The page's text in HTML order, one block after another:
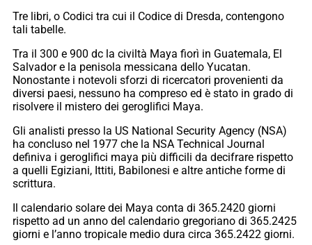
Tre libri, o Codici tra cui il Codice di Dresda, contengono
tali tabelle.
Tra il 300 e 900 dc la civiltà Maya fiorì in Guatemala, El
Salvador e la penisola messicana dello Yucatan.
Nonostante i notevoli sforzi di ricercatori provenienti da
diversi paesi, nessuno ha compreso ed è stato in grado di
risolvere il mistero dei geroglifici Maya.
Gli analisti presso la US National Security Agency (NSA)
ha concluso nel 1977 che la NSA Technical Journal
definiva i geroglifici maya più difficili da decifrare rispetto
a quelli Egiziani, Ittiti, Babilonesi e altre antiche forme di
scrittura.
Il calendario solare dei Maya conta di 365.2420 giorni
rispetto ad un anno del calendario gregoriano di 365.2425
giorni e l’anno tropicale medio dura circa 365.2422 giorni.